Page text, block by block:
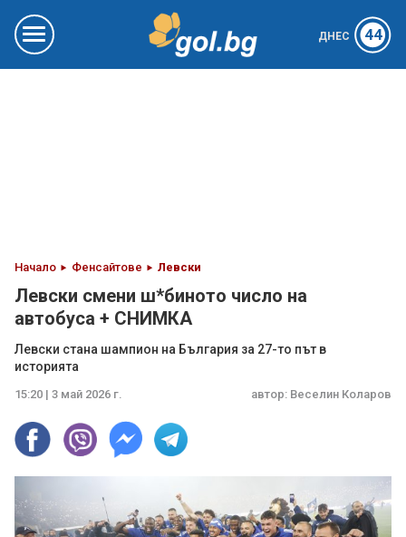
ДНЕС 44
Начало Фенсайтове Левски
Левски смени ш*биното число на
автобуса + СНИМКА
Левски стана шампион на България за 27-то път в
историята
15:20 | 3 май 2026 г. автор: Веселин Коларов